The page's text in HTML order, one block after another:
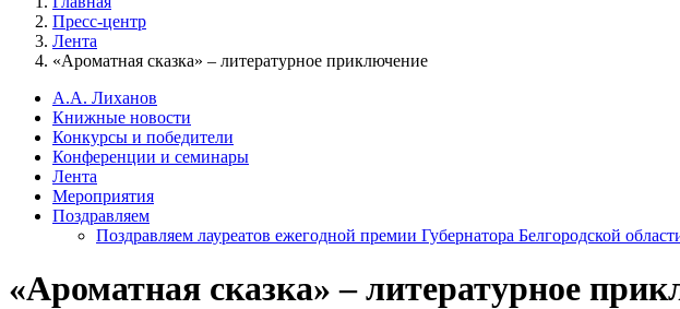
Пресс-центр
Лента
«Ароматная сказка» – литературное приключение
А.А. Лиханов
Книжные новости
Конкурсы и победители
Конференции и семинары
Лента
Мероприятия
Поздравляем
Поздравляем лауреатов ежегодной премии Губернатора Белгородской
«Ароматная сказка» – литературное